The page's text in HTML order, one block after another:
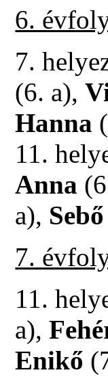
6.
7.
(6. a),
Hanna
11.
Anna
a),
7.
11.
a),
Enikő